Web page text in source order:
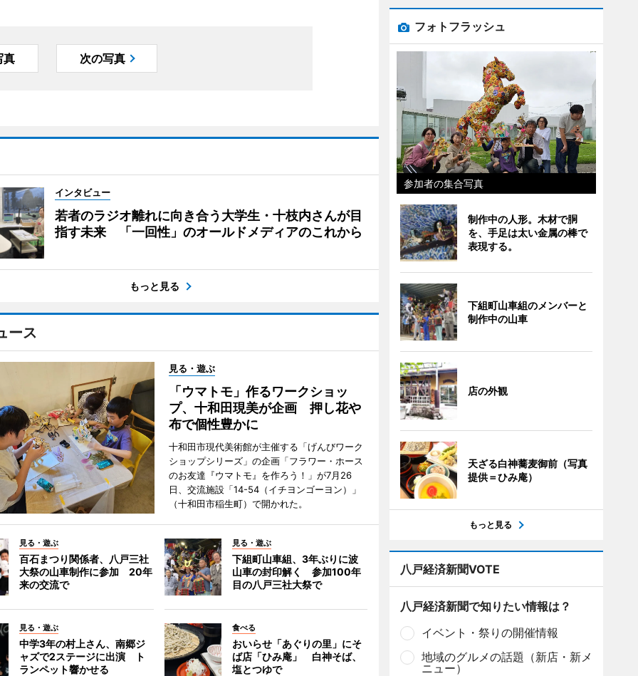
真 次の写真
インタビュー
若者のラジオ離れに向き合う大学生・十枝内さんが目
指す未来 「一回性」のオールドメディアのこれから
もっと見る
ース
見る・遊ぶ
「ウマトモ」作るワークショッ
プ、十和田現美が企画 押し花や
布で個性豊かに
十和田市現代美術館が主催する「げんびワーク
ショップシリーズ」の企画「フラワー・ホース
のお友達『ウマトモ』を作ろう！」が7月26
日、交流施設「14-54（イチヨンゴーヨン）」
（十和田市稲生町）で開かれた。
見る・遊ぶ
百石まつり関係者、八戸三社
大祭の山車制作に参加 20年
来の交流で
見る・遊ぶ
下組町山車組、3年ぶりに波
山車の封印解く 参加100年
目の八戸三社大祭で
見る・遊ぶ
中学3年の村上さん、南郷ジ
ャズで2ステージに出演 ト
ランペット響かせる
食べる
おいらせ「あぐりの里」にそ
ば店「ひみ庵」 白神そば、
塩とつゆで
フォトフラッシュ
参加者の集合写真
制作中の人形。木材で胴
を、手足は太い金属の棒で
表現する。
下組町山車組のメンバーと
制作中の山車
店の外観
天ざる白神蕎麦御前（写真
提供＝ひみ庵）
もっと見る
八戸経済新聞VOTE
八戸経済新聞で知りたい情報は？
イベント・祭りの開催情報
地域のグルメの話題（新店・新メ
ニュー）